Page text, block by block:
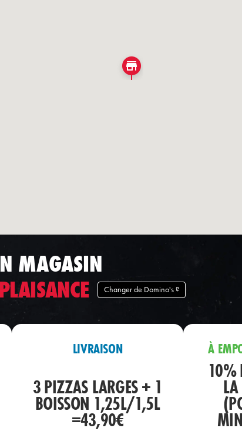
MAGASIN
Changer de Domino's ?
LIVRAISON
3 PIZZAS LARGES + 1
BOISSON 1,25L/1,5L
=43,90€
À
10%